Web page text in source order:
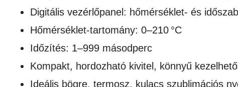
Digitális vezérlőpanel: hőmérséklet- és
Hőmérséklet-tartomány: 0–210 °C
Időzítés: 1–999 másodperc
Kompakt, hordozható kivitel, könnyű
Ideális bögre, termosz, kulacs szublimációs